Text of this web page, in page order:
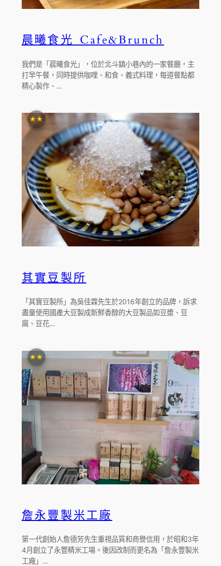
晨曦食光 Cafe&Brunch
我們是「晨曦食光」，位於北斗鎮小巷內的一家餐廳，主
打早午餐，同時提供咖哩、和食、義式料理，每道餐點都
精心製作、…
其實豆製所
★★
「其實豆製所」為吳佳霖先生於2016年創立的品牌，訴求
盡量使用國產大豆製成新鮮香醇的大豆製品如豆漿、豆
腐、豆花…
詹永豐製米工廠
★★
第一代創始人詹德芳先生重視品質和商譽信用，於昭和3年
4月創立了永豐精米工場。後因改制而更名為「詹永豐製米
工廠」…